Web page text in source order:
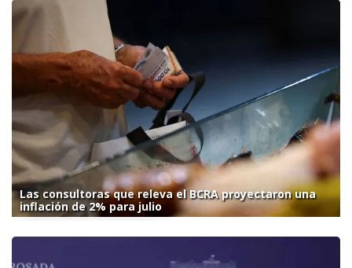
Las consultoras que releva el BCRA proyectaron una
inflación de 2% para julio